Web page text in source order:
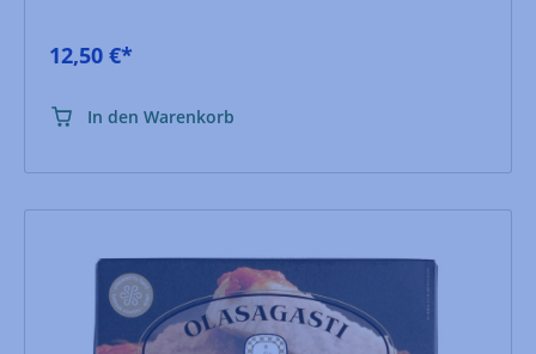
12,50 €*
In den Warenkorb